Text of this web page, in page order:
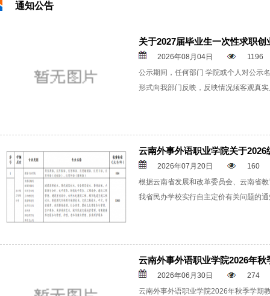
通知公告
关于2027届毕业生一次性求职
2026年08月04日
1196
公示期间，任何部门 学院或个人对公示
形式向我部门反映，反映情况须客观真
云南外事外语职业学院关于
2026年07月20日
160
根据云南省发展和改革委员会、云南省
我省民办学校实行自主定价有关问题的
云南外事外语职业学院2026年
2026年06月30日
274
云南外事外语职业学院2026年秋季学期